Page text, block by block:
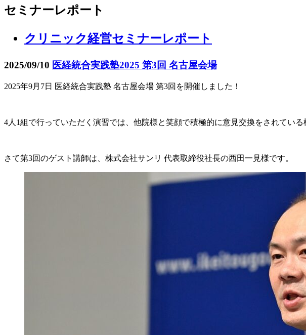
セミナーレポート
クリニック経営セミナーレポート
2025/09/10 医経統合実践塾2025 第3回 名古屋会場
2025年9月7日 医経統合実践塾 名古屋会場 第3回を開催しました！
4人1組で行っていただく演習では、他院様と笑顔で積極的に意見交換をされている
さて第3回のゲスト講師は、株式会社サンリ 代表取締役社長の西田一見様です。